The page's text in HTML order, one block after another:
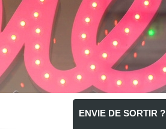
ENVIE DE SORTIR ?